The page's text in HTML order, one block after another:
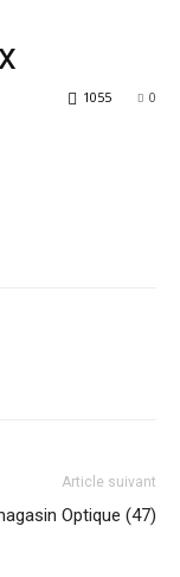
0
1055
Article suivant
Optique (47)